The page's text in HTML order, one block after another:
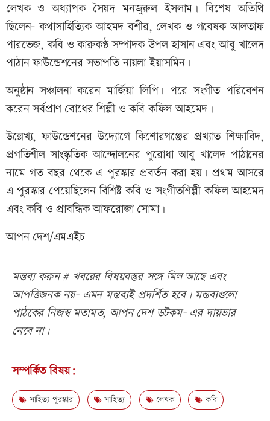
লেখক ও অধ্যাপক সৈয়দ মনজুরুল ইসলাম। বিশেষ অতিথি
ছিলেন- কথাসাহিত্যিক আহমদ বশীর, লেখক ও গবেষক আলতাফ
পারভেজ, কবি ও কারুকণ্ঠ সম্পাদক উপল হাসান এবং আবু খালেদ
পাঠান ফাউন্ডেশনের সভাপতি নায়লা ইয়াসমিন।
অনুষ্ঠান সঞ্চালনা করেন মার্জিয়া লিপি। পরে সংগীত পরিবেশন
করেন সর্বপ্রাণ বোধের শিল্পী ও কবি কফিল আহমেদ।
উল্লেখ্য, ফাউন্ডেশনের উদ্যোগে কিশোরগঞ্জের প্রখ্যাত শিক্ষাবিদ,
প্রগতিশীল সাংস্কৃতিক আন্দোলনের পুরোধা আবু খালেদ পাঠানের
নামে গত বছর থেকে এ পুরস্কার প্রবর্তন করা হয়। প্রথম আসরে
এ পুরস্কার পেয়েছিলেন বিশিষ্ট কবি ও সংগীতশিল্পী কফিল আহমেদ
এবং কবি ও প্রাবন্ধিক আফরোজা সোমা।
আপন দেশ/এমএইচ
মন্তব্য করুন # খবরের বিষয়বস্তুর সঙ্গে মিল আছে এবং
আপত্তিজনক নয়- এমন মন্তব্যই প্রদর্শিত হবে। মন্তব্যগুলো
পাঠকের নিজস্ব মতামত, আপন দেশ ডটকম- এর দায়ভার
নেবে না।
সম্পর্কিত বিষয়:
সাহিত্য পুরস্কার সাহিত্য লেখক কবি